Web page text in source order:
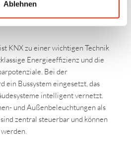
Ablehnen
KNX zu einer wichtigen Technik
Energieeffizienz und die
Bei der
ein Bussystem eingesetzt, das
intelligent vernetzt.
und Außenbeleuchtungen als
zentral steuerbar und können